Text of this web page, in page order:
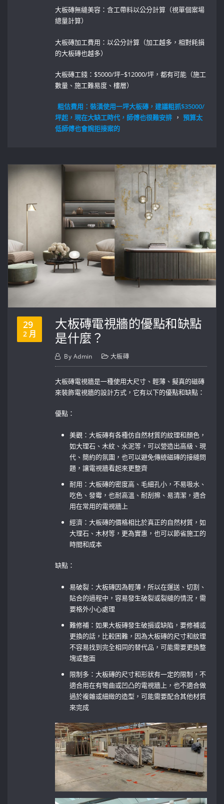
大板磚無縫美容：含工帶料以公分計算（視單個案場
總量計算）
大板磚加工費用：以公分計算（加工越多，相對耗損
的大板磚也越多）
大板磚工錢：$5000/坪~$12000/坪，都有可能（施工
數量、施工難易度、樓層）
粗估費用：裝潢使用一坪大板磚，建議粗抓$35000/
坪起，現在大缺工時代，師傅也很難安排 ， 預算太
低師傅也會婉拒接案的
29
2 月
大板磚電視牆的優點和缺點
是什麼？
By Admin 大板磚
大板磚電視牆是一種使用大尺寸、輕薄、擬真的磁磚
來裝飾電視牆的設計方式，它有以下的優點和缺點：
優點：
美觀：大板磚有各種仿自然材質的紋理和顏色，
如大理石、木紋、水泥等，可以營造出高級、現
代、簡約的氛圍，也可以避免傳統磁磚的接縫問
題，讓電視牆看起來更整齊
耐用：大板磚的密度高、毛細孔小，不易吸水、
吃色、發霉，也耐高溫、耐刮擦、易清潔，適合
用在常用的電視牆上
經濟：大板磚的價格相比於真正的自然材質，如
大理石、木材等，更為實惠，也可以節省施工的
時間和成本
缺點：
易破裂：大板磚因為輕薄，所以在運送、切割、
貼合的過程中，容易發生破裂或裂縫的情況，需
要格外小心處理
難修補：如果大板磚發生破損或缺陷，要修補或
更換的話，比較困難，因為大板磚的尺寸和紋理
不容易找到完全相同的替代品，可能需要更換整
塊或整面
限制多：大板磚的尺寸和形狀有一定的限制，不
適合用在有彎曲或凹凸的電視牆上，也不適合做
過於複雜或細緻的造型，可能需要配合其他材質
來完成